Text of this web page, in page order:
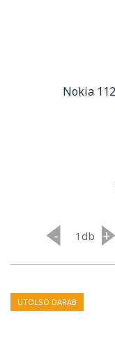
Nokia
- db +
UTOLSO DARAB